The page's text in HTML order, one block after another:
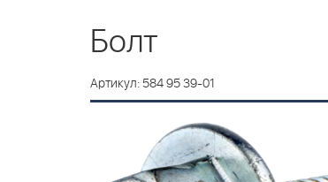
Болт
Артикул: 584 95 39-01